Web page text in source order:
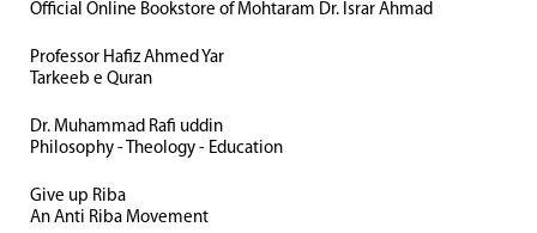
Official Online Bookstore of Mohtaram Dr. Israr Ahmad
Professor Hafiz Ahmed Yar
Tarkeeb e Quran
Dr. Muhammad Rafi uddin
Philosophy - Theology - Education
Give up Riba
An Anti Riba Movement